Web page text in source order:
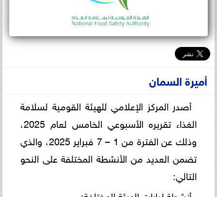
أميرة السمان
أصدر المركز الإعلامي للهيئة القومية لسلامة
الغذاء تقريره الأسبوعي الخامس لعام 2025،
وذلك عن الفترة من 1 – 7 فبراير 2025، والذي
تضمن العديد من الأنشطة المختلفة على النحو
التالي: